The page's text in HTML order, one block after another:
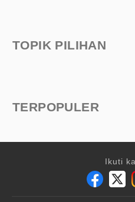
TOPIK PILIHAN
TERPOPULER
Ikuti